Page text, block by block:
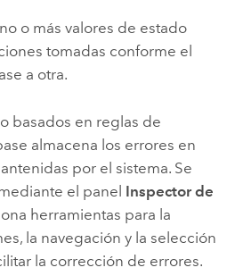
o más valores de estado
tomadas conforme el
a otra.
basados en reglas de
almacena los errores en
por el sistema. Se
el panel Inspector de
herramientas para la
la navegación y la selección
la corrección de errores.